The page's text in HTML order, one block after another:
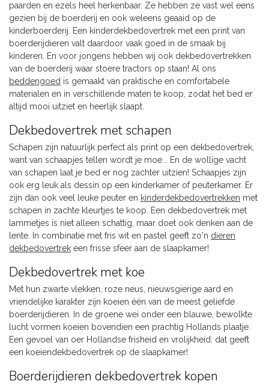
paarden en ezels heel herkenbaar. Ze hebben ze vast wel eens
gezien bij de boerderij en ook weleens geaaid op de
kinderboerderij. Een kinderdekbedovertrek met een print van
boerderijdieren valt daardoor vaak goed in de smaak bij
kinderen. En voor jongens hebben wij ook dekbedovertrekken
van de boerderij waar stoere tractors op staan! Al ons
beddengoed is gemaakt van praktische en comfortabele
materialen en in verschillende maten te koop, zodat het bed er
altijd mooi uitziet en heerlijk slaapt.
Dekbedovertrek met schapen
Schapen zijn natuurlijk perfect als print op een dekbedovertrek,
want van schaapjes tellen wordt je moe... En de wollige vacht
van schapen laat je bed er nog zachter uitzien! Schaapjes zijn
ook erg leuk als dessin op een kinderkamer of peuterkamer. Er
zijn dan ook veel leuke peuter en kinderdekbedovertrekken met
schapen in zachte kleurtjes te koop. Een dekbedovertrek met
lammetjes is niet alleen schattig, maar doet ook denken aan de
lente. In combinatie met fris wit en pastel geeft zo'n dieren
dekbedovertrek een frisse sfeer aan de slaapkamer!
Dekbedovertrek met koe
Met hun zwarte vlekken, roze neus, nieuwsgierige aard en
vriendelijke karakter zijn koeien één van de meest geliefde
boerderijdieren. In de groene wei onder een blauwe, bewolkte
lucht vormen koeien bovendien een prachtig Hollands plaatje.
Een gevoel van oer Hollandse frisheid en vrolijkheid: dat geeft
een koeiendekbedovertrek op de slaapkamer!
Boerderijdieren dekbedovertrek kopen